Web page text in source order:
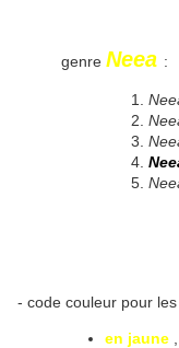
genre Neea :
- code couleur pour les
en jaune